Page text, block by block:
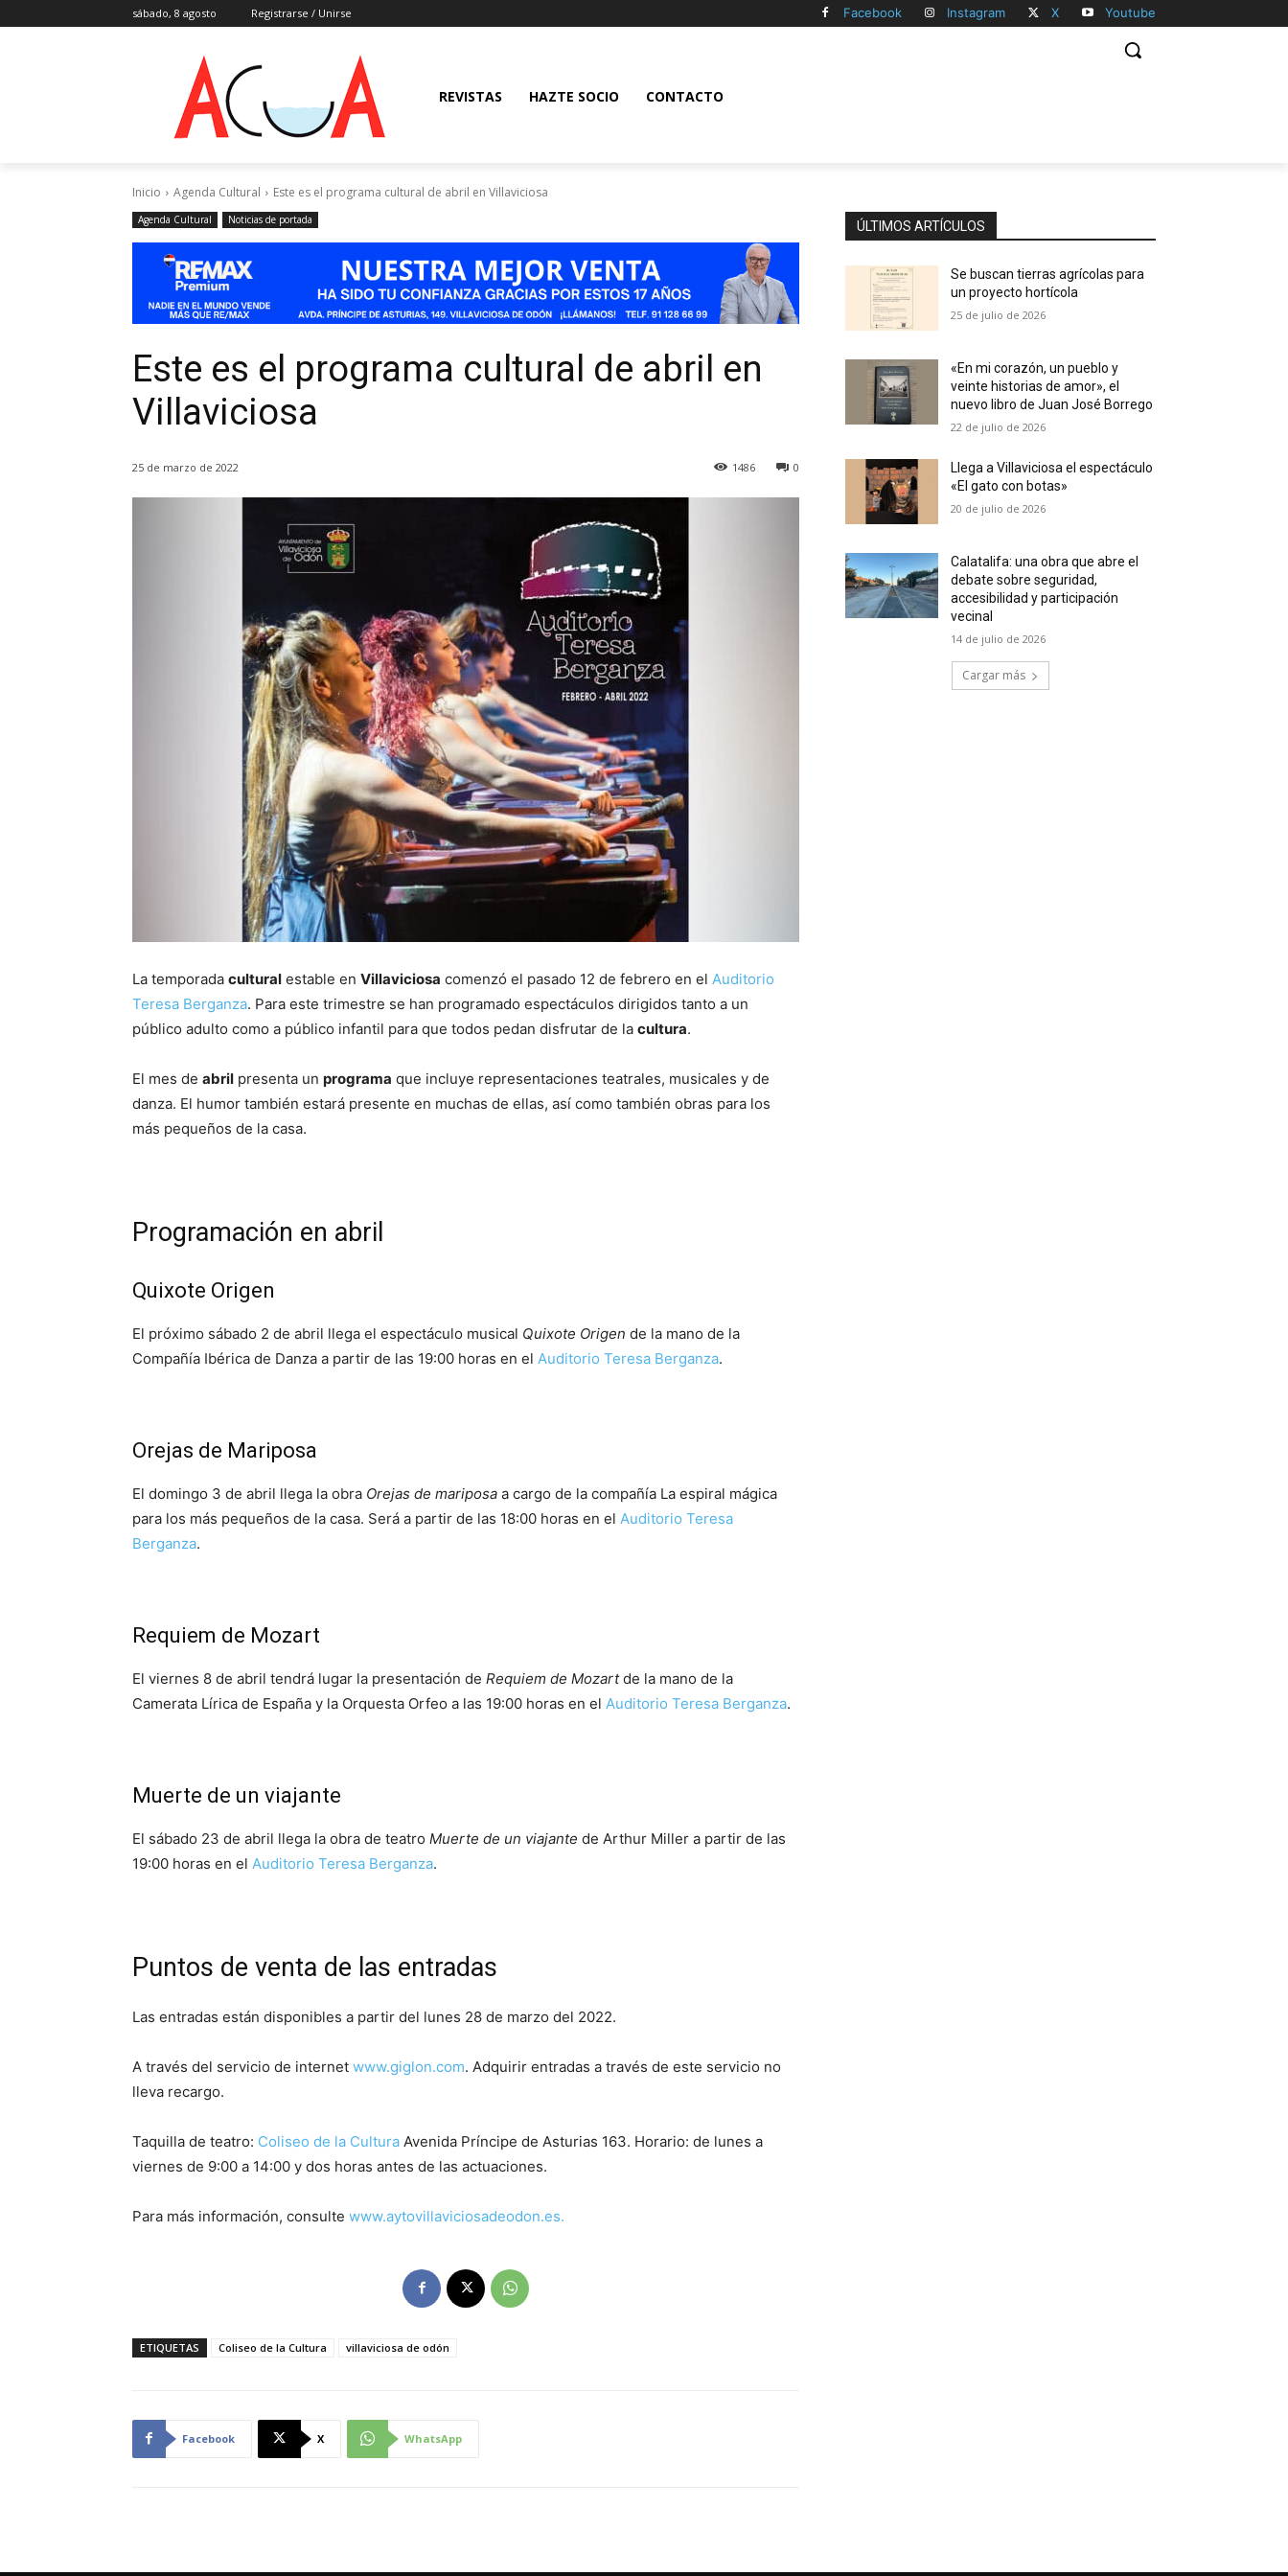
sábado, 8 agosto Registrarse / Unirse Facebook Instagram X Youtube
REVISTAS HAZTE SOCIO CONTACTO
Inicio Agenda Cultural Este es el programa cultural de abril en Villaviciosa
Agenda Cultural Noticias de portada
Este es el programa cultural de abril en
Villaviciosa
25 de marzo de 2022 0
1486
La temporada cultural estable en Villaviciosa comenzó el pasado 12 de febrero en el Auditorio
Teresa Berganza. Para este trimestre se han programado espectáculos dirigidos tanto a un
público adulto como a público infantil para que todos pedan disfrutar de la cultura.
El mes de abril presenta un programa que incluye representaciones teatrales, musicales y de
danza. El humor también estará presente en muchas de ellas, así como también obras para los
más pequeños de la casa.
Programación en abril
Quixote Origen
El próximo sábado 2 de abril llega el espectáculo musical Quixote Origen de la mano de la
Compañía Ibérica de Danza a partir de las 19:00 horas en el Auditorio Teresa Berganza.
Orejas de Mariposa
El domingo 3 de abril llega la obra Orejas de mariposa a cargo de la compañía La espiral mágica
para los más pequeños de la casa. Será a partir de las 18:00 horas en el Auditorio Teresa
Berganza.
Requiem de Mozart
El viernes 8 de abril tendrá lugar la presentación de Requiem de Mozartde la mano de la
Camerata Lírica de España y la Orquesta Orfeo a las 19:00 horas en el Auditorio Teresa Berganza.
Muerte de un viajante
El sábado 23 de abril llega la obra de teatro Muerte de un viajante de Arthur Miller a partir de las
19:00 horas en el Auditorio Teresa Berganza.
Puntos de venta de las entradas
Las entradas están disponibles a partir del lunes 28 de marzo del 2022.
A través del servicio de internet www.giglon.com. Adquirir entradas a través de este servicio no
lleva recargo.
Taquilla de teatro: Coliseo de la Cultura Avenida Príncipe de Asturias 163. Horario: de lunes a
viernes de 9:00 a 14:00 y dos horas antes de las actuaciones.
Para más información, consulte www.aytovillaviciosadeodon.es.
ETIQUETAS Coliseo de la Cultura villaviciosa de odón
Facebook X WhatsApp
ÚLTIMOS ARTÍCULOS
Se buscan tierras agrícolas para
un proyecto hortícola
25 de julio de 2026
«En mi corazón, un pueblo y
veinte historias de amor», el
nuevo libro de Juan José Borrego
22 de julio de 2026
Llega a Villaviciosa el espectáculo
«El gato con botas»
20 de julio de 2026
Calatalifa: una obra que abre el
debate sobre seguridad,
accesibilidad y participación
vecinal
14 de julio de 2026
Cargar más